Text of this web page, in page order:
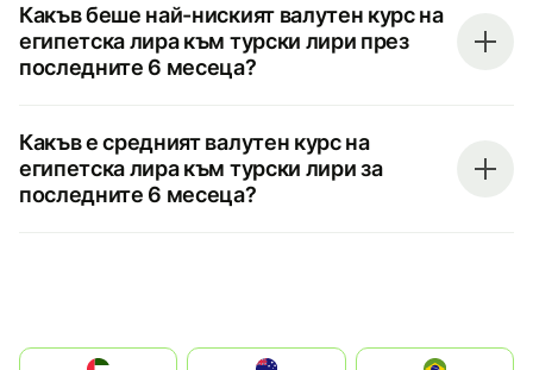
Какъв беше най-ниският валутен курс на
египетска лира към турски лири през
последните 6 месеца?
Какъв е средният валутен курс на
египетска лира към турски лири за
последните 6 месеца?